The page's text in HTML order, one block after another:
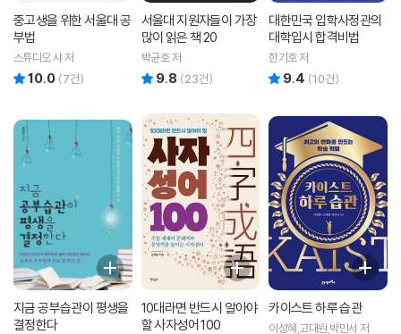
중고생을 위한 서울대 공
부법
스튜디오 샤 저
10.0 (7건)
서울대 지원자들이 가장
많이 읽은 책 20
박균호 저
9.8 (23건)
대한민국 입학사정관의
대학입시 합격비법
한기호 저
9.4 (10건)
지금 공부습관이 평생을
결정한다
10대라면 반드시 알아야
할 사자성어 100
카이스트 하루 습관
이성혜,고대원,박민서 저